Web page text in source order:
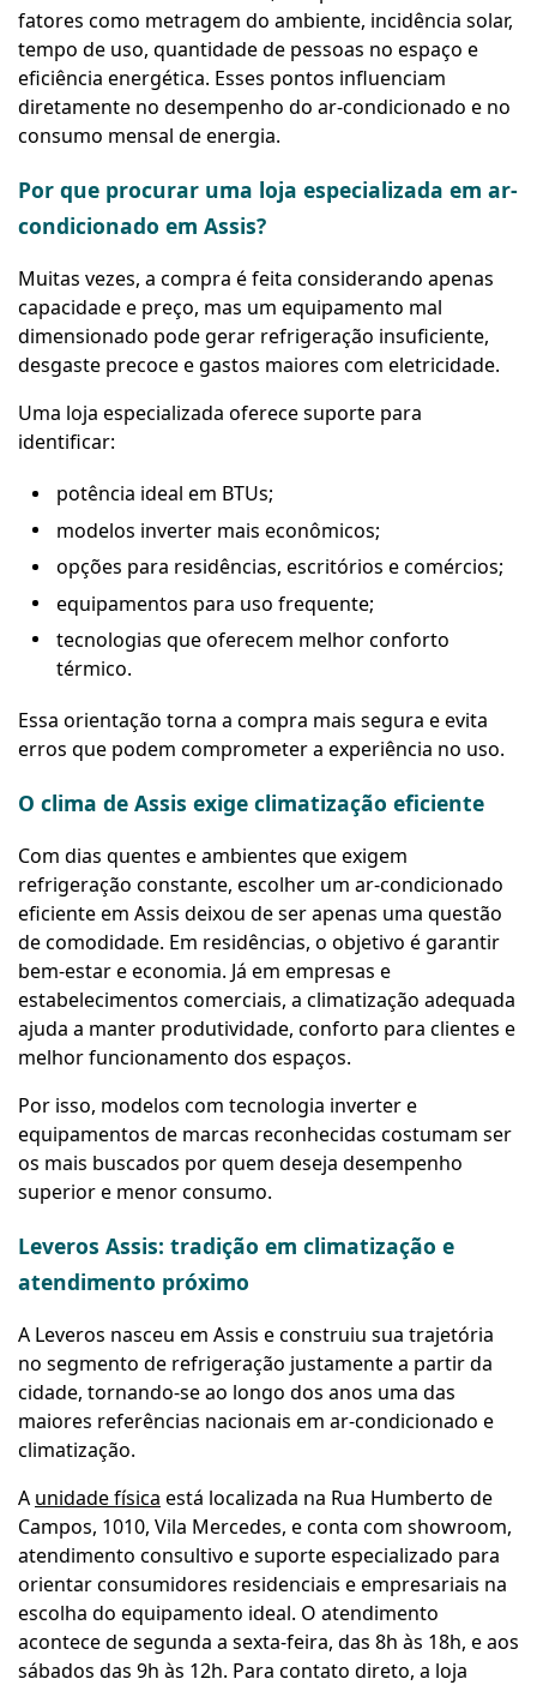
fatores como metragem do ambiente, incidência solar,
tempo de uso, quantidade de pessoas no espaço e
eficiência energética. Esses pontos influenciam
diretamente no desempenho do ar-condicionado e no
consumo mensal de energia.
Por que procurar uma loja especializada em ar-
condicionado em Assis?
Muitas vezes, a compra é feita considerando apenas
capacidade e preço, mas um equipamento mal
dimensionado pode gerar refrigeração insuficiente,
desgaste precoce e gastos maiores com eletricidade.
Uma loja especializada oferece suporte para
identificar:
potência ideal em BTUs;
modelos inverter mais econômicos;
opções para residências, escritórios e comércios;
equipamentos para uso frequente;
tecnologias que oferecem melhor conforto
térmico.
Essa orientação torna a compra mais segura e evita
erros que podem comprometer a experiência no uso.
O clima de Assis exige climatização eficiente
Com dias quentes e ambientes que exigem
refrigeração constante, escolher um ar-condicionado
eficiente em Assis deixou de ser apenas uma questão
de comodidade. Em residências, o objetivo é garantir
bem-estar e economia. Já em empresas e
estabelecimentos comerciais, a climatização adequada
ajuda a manter produtividade, conforto para clientes e
melhor funcionamento dos espaços.
Por isso, modelos com tecnologia inverter e
equipamentos de marcas reconhecidas costumam ser
os mais buscados por quem deseja desempenho
superior e menor consumo.
Leveros Assis: tradição em climatização e
atendimento próximo
A Leveros nasceu em Assis e construiu sua trajetória
no segmento de refrigeração justamente a partir da
cidade, tornando-se ao longo dos anos uma das
maiores referências nacionais em ar-condicionado e
climatização.
A unidade física está localizada na Rua Humberto de
Campos, 1010, Vila Mercedes, e conta com showroom,
atendimento consultivo e suporte especializado para
orientar consumidores residenciais e empresariais na
escolha do equipamento ideal. O atendimento
acontece de segunda a sexta-feira, das 8h às 18h, e aos
sábados das 9h às 12h. Para contato direto, a loja